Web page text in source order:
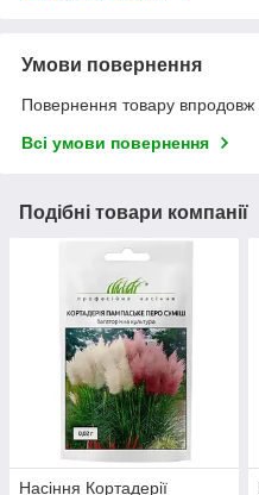
Умови повернення
Повернення товару впродовж
Всі умови повернення
Подібні товари компанії
Насіння Кортадерії